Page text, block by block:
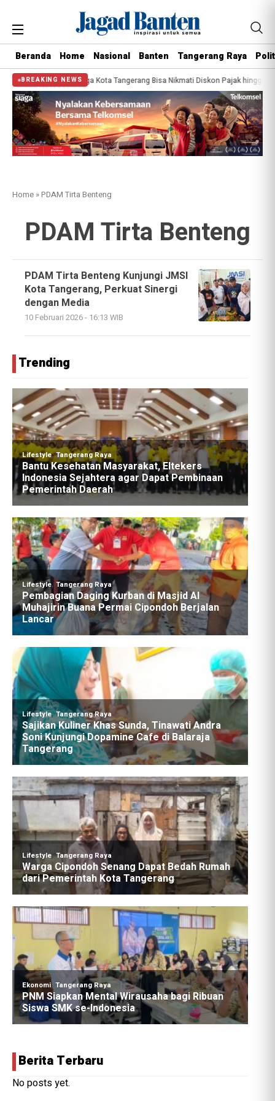
Beranda Home Nasional Banten Tangerang Raya
BREAKING NEWS
Dimulai, Warga Kota Tangerang Bisa Nikmati Diskon Pajak hingga 45 Persen
Home »PDAM Tirta Benteng
PDAM Tirta Benteng
PDAM Tirta Benteng Kunjungi JMSI
Kota Tangerang, Perkuat Sinergi
dengan Media
10 Februari 2026 - 16:13 WIB
Trending
Berita Terbaru
No posts yet.